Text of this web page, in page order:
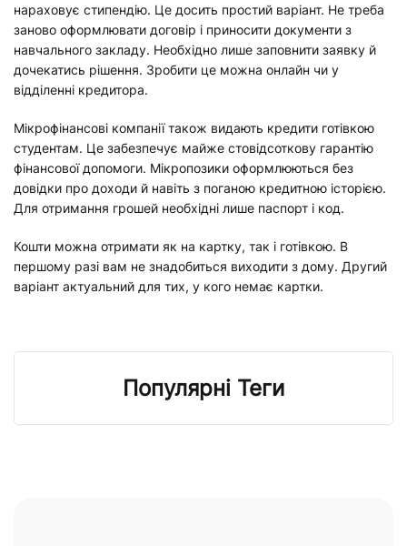
нараховує стипендію. Це досить простий варіант. Не треба
заново оформлювати договір і приносити документи з
навчального закладу. Необхідно лише заповнити заявку й
дочекатись рішення. Зробити це можна онлайн чи у
відділенні кредитора.
Мікрофінансові компанії також видають кредити готівкою
студентам. Це забезпечує майже стовідсоткову гарантію
фінансової допомоги. Мікропозики оформлюються без
довідки про доходи й навіть з поганою кредитною історією.
Для отримання грошей необхідні лише паспорт і код.
Кошти можна отримати як на картку, так і готівкою. В
першому разі вам не знадобиться виходити з дому. Другий
варіант актуальний для тих, у кого немає картки.
Популярні Теги